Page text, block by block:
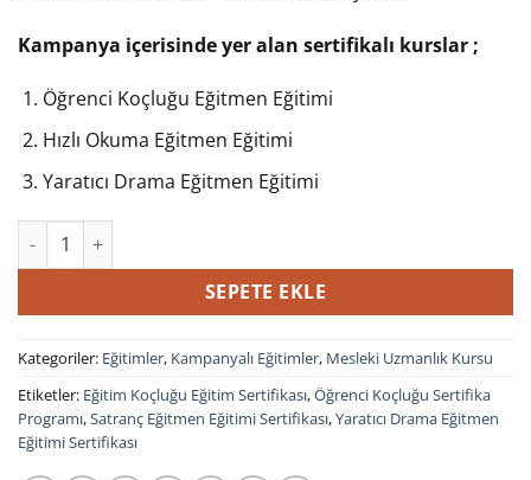
Kampanya içerisinde yer alan sertifikalı kurslar ;
Öğrenci Koçluğu Eğitmen Eğitimi
Hızlı Okuma Eğitmen Eğitimi
Yaratıcı Drama Eğitmen Eğitimi
Hepsi 5900 TL Kampanya Paketi adet
SEPETE EKLE
Kategoriler: Eğitimler, Kampanyalı Eğitimler, Mesleki Uzmanlık Kursu
Etiketler: Eğitim Koçluğu Eğitim Sertifikası,Öğrenci Koçluğu Sertifika
Programı,Satranç Eğitmen Eğitimi Sertifikası,Yaratıcı Drama Eğitmen
Eğitimi Sertifikası